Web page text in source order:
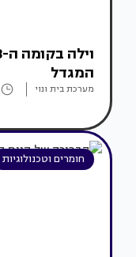
המגדל
מערכת בית ונוי
חומרים וטכנולוגיות